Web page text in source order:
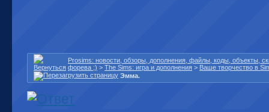
Prosims: новости, обзоры, дополнения, файлы, коды, объекты,
форева ;) > The Sims: игра и дополнения > Ваше творчество в
Эмма.